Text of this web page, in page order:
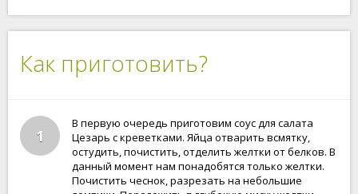
Как приготовить?
1
В первую очередь приготовим соус для салата
Цезарь с креветками. Яйца отварить всмятку,
остудить, почистить, отделить желтки от белков. В
данный момент нам понадобятся только желтки.
Почистить чеснок, разрезать на небольшие